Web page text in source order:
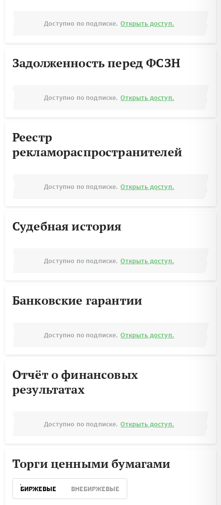
Доступно по подписке. Открыть доступ.
Задолженность перед ФСЗН
Доступно по подписке. Открыть доступ.
Реестр
рекламораспространителей
Доступно по подписке. Открыть доступ.
Судебная история
Доступно по подписке. Открыть доступ.
Банковские гарантии
Доступно по подписке. Открыть доступ.
Отчёт о финансовых
результатах
Доступно по подписке. Открыть доступ.
Торги ценными бумагами
БИРЖЕВЫЕ ВНЕБИРЖЕВЫЕ